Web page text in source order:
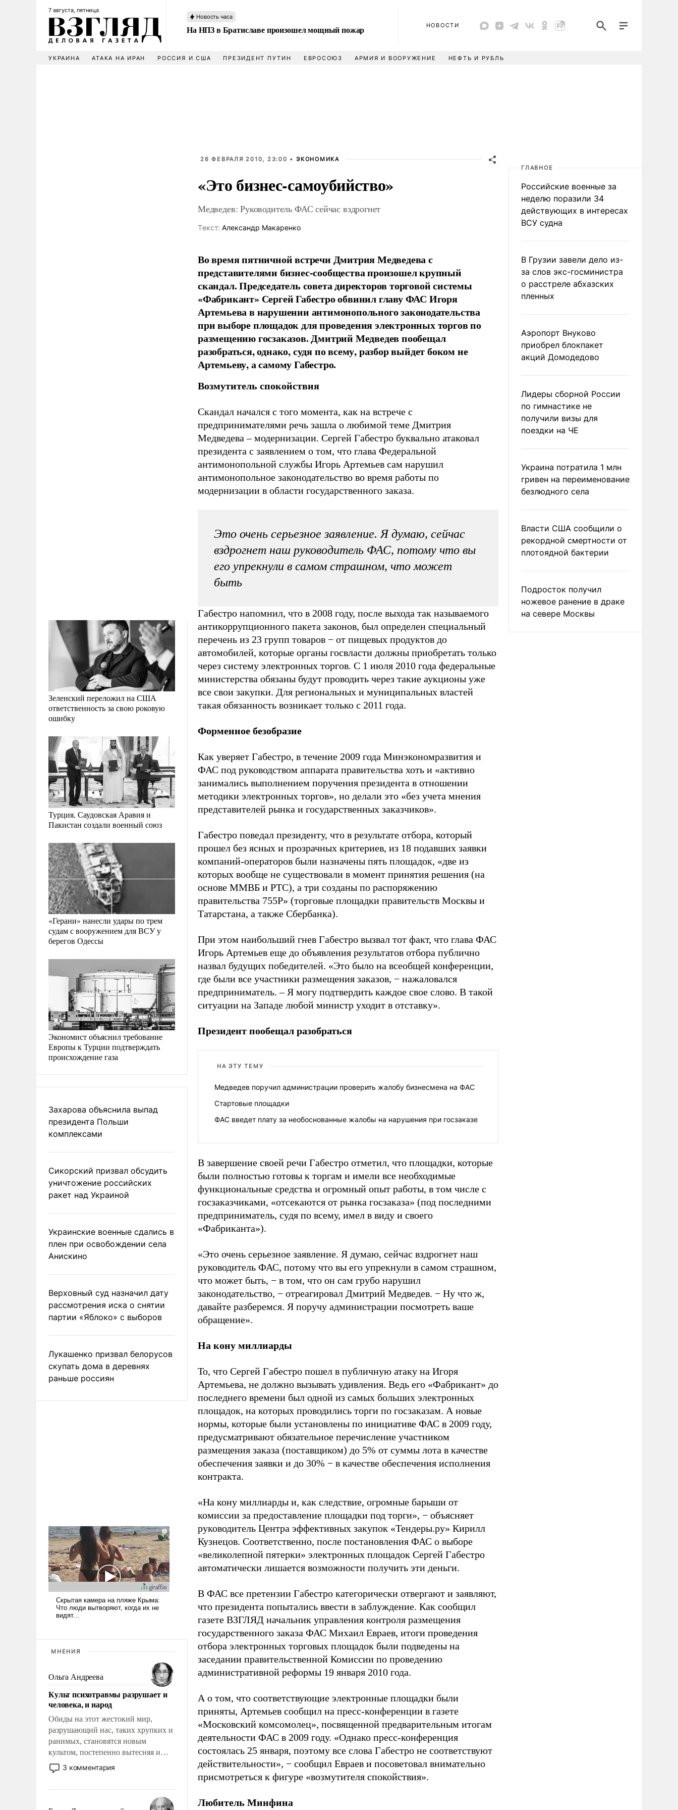
7 августа, пятница
Новость часа
На НПЗ в Братиславе произошел мощный пожар НОВОСТИ
УКРАИНА АТАКА НА ИРАН РОССИЯ И США ПРЕЗИДЕНТ ПУТИН ЕВРОСОЮЗ АРМИЯ И ВООРУЖЕНИЕ НЕФТЬ И РУБЛЬ
Зеленский переложил на США
ответственность за свою роковую
ошибку
Турция, Саудовская Аравия и
Пакистан создали военный союз
«Герани» нанесли удары по трем
судам с вооружением для ВСУ у
берегов Одессы
Экономист объяснил требование
Европы к Турции подтверждать
происхождение газа
Захарова объяснила выпад
президента Польши
комплексами
Сикорский призвал обсудить
уничтожение российских
ракет над Украиной
Украинские военные сдались в
плен при освобождении села
Анискино
Верховный суд назначил дату
рассмотрения иска о снятии
партии «Яблоко» с выборов
Лукашенко призвал белорусов
скупать дома в деревнях
раньше россиян
МНЕНИЯ
Ольга Андреева
Культ психотравмы разрушает и
человека, и народ
Обиды на этот жестокий мир,
разрушающий нас, таких хрупких и
ранимых, становятся новым
культом, постепенно вытесняя и
отменяя традиционное требование к
человеку – быть мужественным и
на себя ответственность, помогать
слабым, идти вперед и
3 комментария
26 ФЕВРАЛЯ 2010, 23:00 • ЭКОНОМИКА
«Это бизнес-самоубийство»
Медведев: Руководитель ФАС сейчас вздрогнет
Tекст: Александр Макаренко
Во время пятничной встречи Дмитрия Медведева с
представителями бизнес-сообщества произошел крупный
скандал. Председатель совета директоров торговой системы
«Фабрикант» Сергей Габестро обвинил главу ФАС Игоря
Артемьева в нарушении антимонопольного законодательства
при выборе площадок для проведения электронных торгов по
размещению госзаказов. Дмитрий Медведев пообещал
разобраться, однако, судя по всему, разбор выйдет боком не
Артемьеву, а самому Габестро.
Возмутитель спокойствия
Скандал начался с того момента, как на встрече с
предпринимателями речь зашла о любимой теме Дмитрия
Медведева – модернизации. Сергей Габестро буквально атаковал
президента с заявлением о том, что глава Федеральной
антимонопольной службы Игорь Артемьев сам нарушил
антимонопольное законодательство во время работы по
модернизации в области государственного заказа.
Это очень серьезное заявление. Я думаю, сейчас
вздрогнет наш руководитель ФАС, потому что вы
его упрекнули в самом страшном, что может
быть
Габестро напомнил, что в 2008 году, после выхода так называемого
антикоррупционного пакета законов, был определен специальный
перечень из 23 групп товаров − от пищевых продуктов до
автомобилей, которые органы госвласти должны приобретать только
через систему электронных торгов. С 1 июля 2010 года федеральные
министерства обязаны будут проводить через такие аукционы уже
все свои закупки. Для региональных и муниципальных властей
такая обязанность возникает только с 2011 года.
Форменное безобразие
Как уверяет Габестро, в течение 2009 года Минэкономразвития и
ФАС под руководством аппарата правительства хоть и «активно
занимались выполнением поручения президента в отношении
методики электронных торгов», но делали это «без учета мнения
представителей рынка и государственных заказчиков».
Габестро поведал президенту, что в результате отбора, который
прошел без ясных и прозрачных критериев, из 18 подавших заявки
компаний-операторов были назначены пять площадок, «две из
которых вообще не существовали в момент принятия решения (на
основе ММВБ и РТС), а три созданы по распоряжению
правительства 755Р» (торговые площадки правительств Москвы и
Татарстана, а также Сбербанка).
При этом наибольший гнев Габестро вызвал тот факт, что глава ФАС
Игорь Артемьев еще до объявления результатов отбора публично
назвал будущих победителей. «Это было на всеобщей конференции,
где были все участники размещения заказов, − нажаловался
предприниматель. – Я могу подтвердить каждое свое слово. В такой
ситуации на Западе любой министр уходит в отставку».
Президент пообещал разобраться
НА ЭТУ ТЕМУ
Медведев поручил администрации проверить жалобу бизнесмена на ФАС
Стартовые площадки
ФАС введет плату за необоснованные жалобы на нарушения при госзаказе
В завершение своей речи Габестро отметил, что площадки, которые
были полностью готовы к торгам и имели все необходимые
функциональные средства и огромный опыт работы, в том числе с
госзаказчиками, «отсекаются от рынка госзаказа» (под последними
предприниматель, судя по всему, имел в виду и своего
«Фабриканта»).
«Это очень серьезное заявление. Я думаю, сейчас вздрогнет наш
руководитель ФАС, потому что вы его упрекнули в самом страшном,
что может быть, − в том, что он сам грубо нарушил
законодательство, − отреагировал Дмитрий Медведев. − Ну что ж,
давайте разберемся. Я поручу администрации посмотреть ваше
обращение».
На кону миллиарды
То, что Сергей Габестро пошел в публичную атаку на Игоря
Артемьева, не должно вызывать удивления. Ведь его «Фабрикант» до
последнего времени был одной из самых больших электронных
площадок, на которых проводились торги по госзаказам. А новые
нормы, которые были установлены по инициативе ФАС в 2009 году,
предусматривают обязательное перечисление участником
размещения заказа (поставщиком) до 5% от суммы лота в качестве
обеспечения заявки и до 30% − в качестве обеспечения исполнения
контракта.
«На кону миллиарды и, как следствие, огромные барыши от
комиссии за предоставление площадки под торги», − объясняет
руководитель Центра эффективных закупок «Тендеры.ру» Кирилл
Кузнецов. Соответственно, после постановления ФАС о выборе
«великолепной пятерки» электронных площадок Сергей Габестро
автоматически лишается возможности получить эти деньги.
В ФАС все претензии Габестро категорически отвергают и заявляют,
что президента попытались ввести в заблуждение. Как сообщил
газете ВЗГЛЯД начальник управления контроля размещения
государственного заказа ФАС Михаил Евраев, итоги проведения
отбора электронных торговых площадок были подведены на
заседании правительственной Комиссии по проведению
административной реформы 19 января 2010 года.
А о том, что соответствующие электронные площадки были
приняты, Артемьев сообщил на пресс-конференции в газете
«Московский комсомолец», посвященной предварительным итогам
деятельности ФАС в 2009 году. «Однако пресс-конференция
состоялась 25 января, поэтому все слова Габестро не соответствуют
действительности», − сообщил Евраев и посоветовал внимательно
присмотреться к фигуре «возмутителя спокойствия».
Любитель Минфина
ГЛАВНОЕ
Российские военные за
неделю поразили 34
действующих в интересах
ВСУ судна
В Грузии завели дело из-
за слов экс-госминистра
о расстреле абхазских
пленных
Аэропорт Внуково
приобрел блокпакет
акций Домодедово
Лидеры сборной России
по гимнастике не
получили визы для
поездки на ЧЕ
Украина потратила 1 млн
гривен на переименование
безлюдного села
Власти США сообщили о
рекордной смертности от
плотоядной бактерии
Подросток получил
ножевое ранение в драке
на севере Москвы